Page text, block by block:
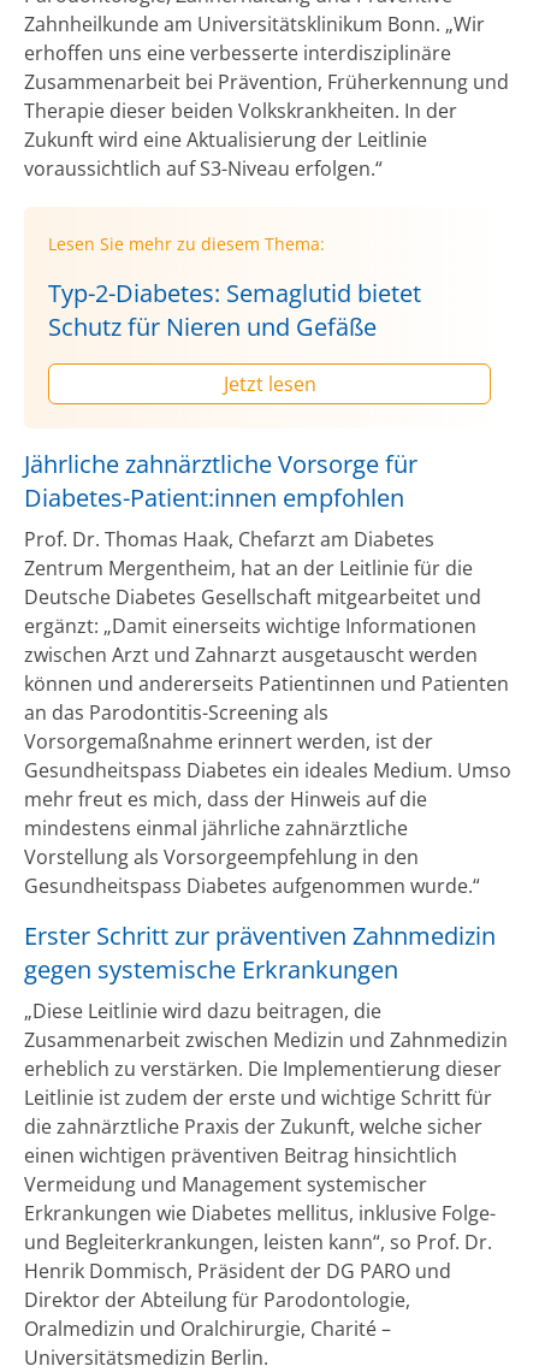
Zahnheilkunde am Universitätsklinikum Bonn. „Wir
erhoffen uns eine verbesserte interdisziplinäre
Zusammenarbeit bei Prävention, Früherkennung und
Therapie dieser beiden Volkskrankheiten. In der
Zukunft wird eine Aktualisierung der Leitlinie
voraussichtlich auf S3-Niveau erfolgen.“
Lesen Sie mehr zu diesem Thema:
Typ-2-Diabetes: Semaglutid bietet
Schutz für Nieren und Gefäße
Jetzt lesen
Jährliche zahnärztliche Vorsorge für
Diabetes-Patient:innen empfohlen
Prof. Dr. Thomas Haak, Chefarzt am Diabetes
Zentrum Mergentheim, hat an der Leitlinie für die
Deutsche Diabetes Gesellschaft mitgearbeitet und
ergänzt: „Damit einerseits wichtige Informationen
zwischen Arzt und Zahnarzt ausgetauscht werden
können und andererseits Patientinnen und Patienten
an das Parodontitis-Screening als
Vorsorgemaßnahme erinnert werden, ist der
Gesundheitspass Diabetes ein ideales Medium. Umso
mehr freut es mich, dass der Hinweis auf die
mindestens einmal jährliche zahnärztliche
Vorstellung als Vorsorgeempfehlung in den
Gesundheitspass Diabetes aufgenommen wurde.“
Erster Schritt zur präventiven Zahnmedizin
gegen systemische Erkrankungen
„Diese Leitlinie wird dazu beitragen, die
Zusammenarbeit zwischen Medizin und Zahnmedizin
erheblich zu verstärken. Die Implementierung dieser
Leitlinie ist zudem der erste und wichtige Schritt für
die zahnärztliche Praxis der Zukunft, welche sicher
einen wichtigen präventiven Beitrag hinsichtlich
Vermeidung und Management systemischer
Erkrankungen wie Diabetes mellitus, inklusive Folge-
und Begleiterkrankungen, leisten kann“, so Prof. Dr.
Henrik Dommisch, Präsident der DG PARO und
Direktor der Abteilung für Parodontologie,
Oralmedizin und Oralchirurgie, Charité –
Universitätsmedizin Berlin.